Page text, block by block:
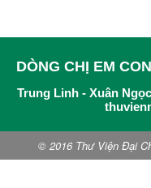
DÒNG CHỊ EM
Trung Linh - Xuân
© 2016 Thư Viện Đại